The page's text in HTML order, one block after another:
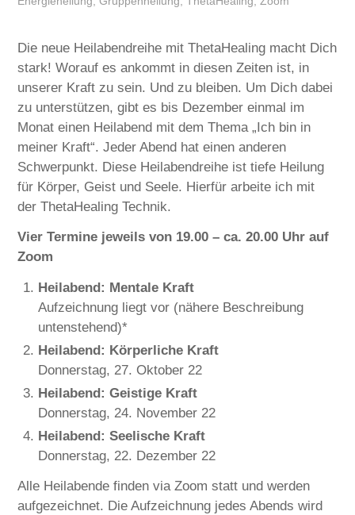
Die neue Heilabendreihe mit ThetaHealing macht Dich
stark! Worauf es ankommt in diesen Zeiten ist, in
unserer Kraft zu sein. Und zu bleiben. Um Dich dabei
zu unterstützen, gibt es bis Dezember einmal im
Monat einen Heilabend mit dem Thema „Ich bin in
meiner Kraft“. Jeder Abend hat einen anderen
Schwerpunkt. Diese Heilabendreihe ist tiefe Heilung
für Körper, Geist und Seele. Hierfür arbeite ich mit
der ThetaHealing Technik.
Vier Termine jeweils von 19.00 – ca. 20.00 Uhr auf
Zoom
Heilabend: Mentale Kraft
Aufzeichnung liegt vor (nähere Beschreibung
untenstehend)*
Heilabend: Körperliche Kraft
Donnerstag, 27. Oktober 22
Heilabend: Geistige Kraft
Donnerstag, 24. November 22
Heilabend: Seelische Kraft
Donnerstag, 22. Dezember 22
Alle Heilabende finden via Zoom statt und werden
aufgezeichnet. Die Aufzeichnung jedes Abends wird